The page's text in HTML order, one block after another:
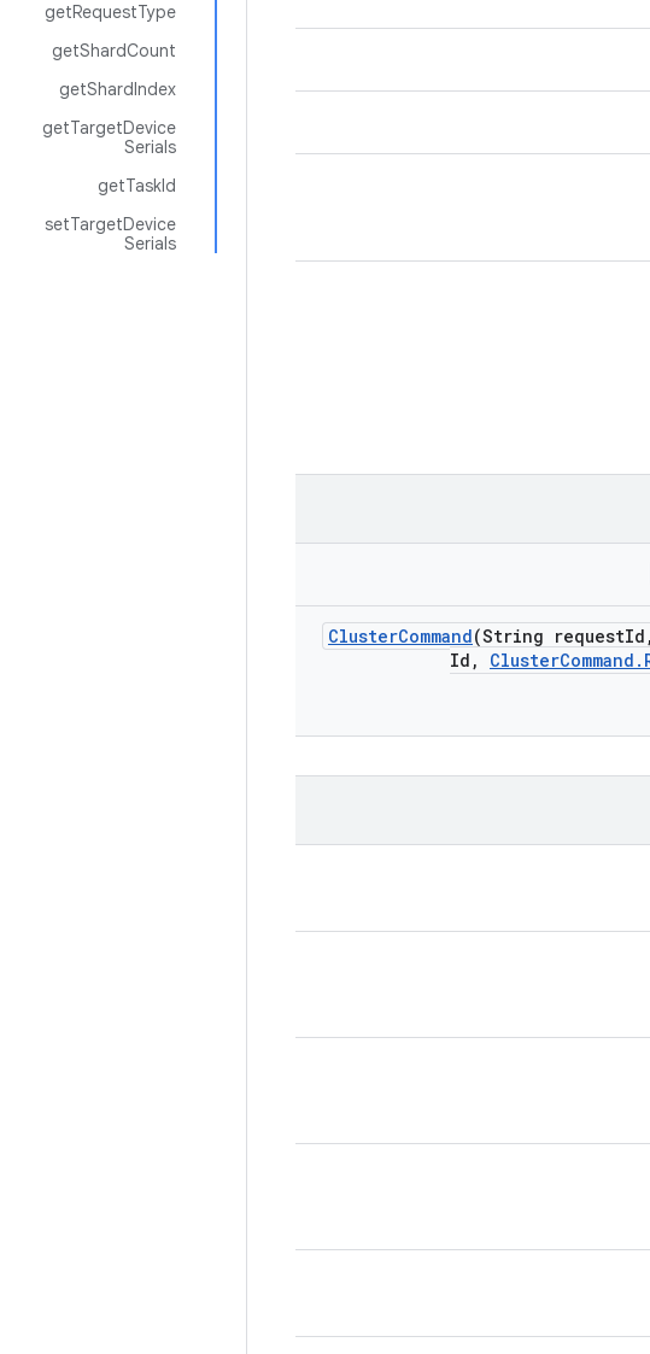
getRequestType
getShardCount
getShardIndex
getTargetDevice
Serials
getTaskId
setTargetDevice
Serials
ClusterCommand(String requestId ,
Id , ClusterCommand .